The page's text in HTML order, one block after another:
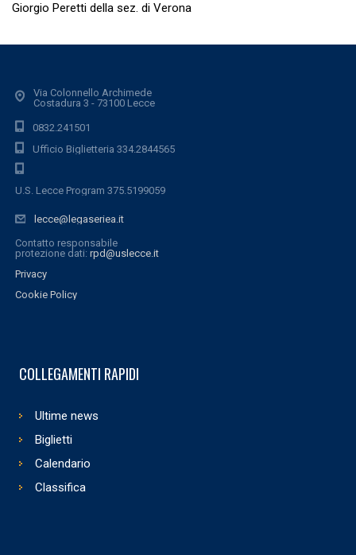
Giorgio Peretti della sez. di Verona
Via Colonnello Archimede
Costadura 3 - 73100 Lecce
0832.241501
Ufficio Biglietteria 334.2844565
U.S. Lecce Program 375.5199059
lecce@legaseriea.it
Contatto responsabile
protezione dati: rpd@uslecce.it
Privacy
Cookie Policy
COLLEGAMENTI RAPIDI
Ultime news
Biglietti
Calendario
Classifica